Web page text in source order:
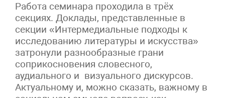
Работа семинара проходила в трёх
секциях. Доклады, представленные в
секции «Интермедиальные подходы к
исследованию литературы и искусства»
затронули разнообразные грани
соприкосновения словесного,
аудиального и визуального дискурсов.
Актуальному и, можно сказать, важному в